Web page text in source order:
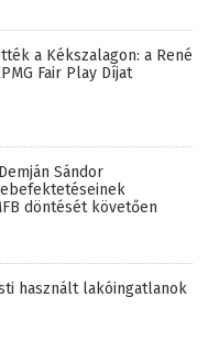
a Kékszalagon: a René
Fair Play Díjat
Sándor
döntését követően
használt lakóingatlanok